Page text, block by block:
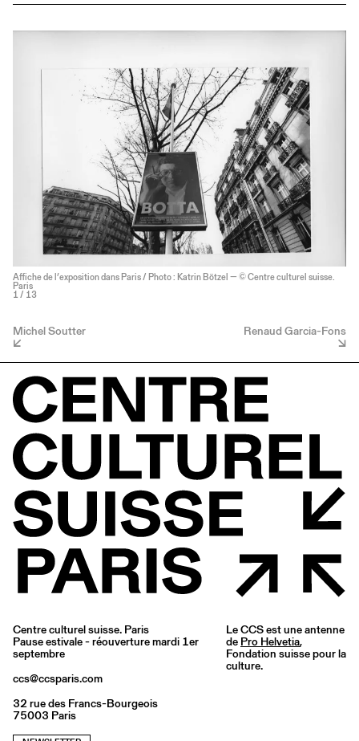
Affiche de l’exposition dans Paris / Photo : Katrin Bötzel — © Centre culturel suisse.
Paris
1 / 13
Michel Soutter Renaud Garcia-Fons
Centre culturel suisse. Paris
Pause estivale - réouverture mardi 1er
septembre
ccs@ccsparis.com
32 rue des Francs-Bourgeois
75003 Paris
Le CCS est une antenne
de Pro Helvetia,
Fondation suisse pour la
culture.